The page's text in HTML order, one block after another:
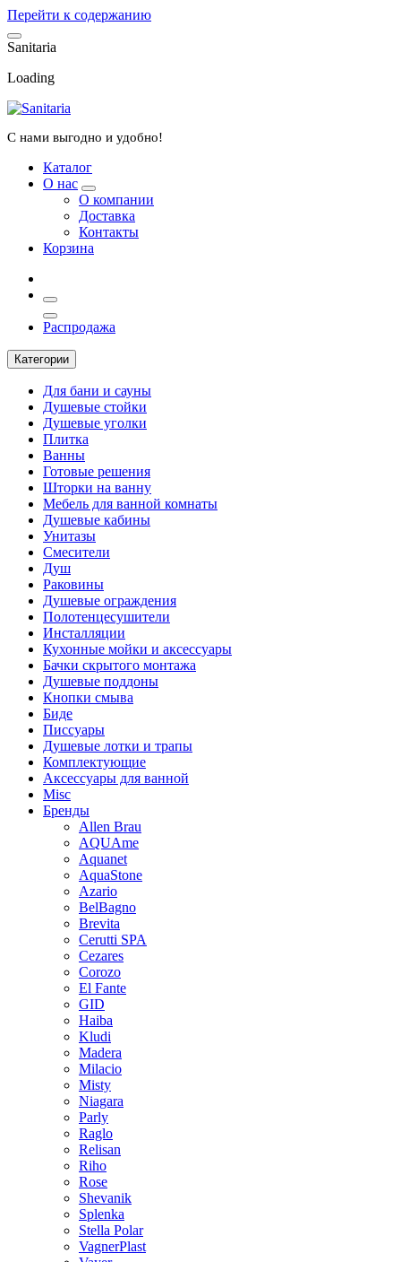
Перейти к содержанию
Sanitaria
Loading
С нами выгодно и удобно!
Каталог
О нас
О компании
Доставка
Контакты
Корзина
Распродажа
Категории
Для бани и сауны
Душевые стойки
Душевые уголки
Плитка
Ванны
Готовые решения
Шторки на ванну
Мебель для ванной комнаты
Душевые кабины
Унитазы
Смесители
Душ
Раковины
Душевые ограждения
Полотенцесушители
Инсталляции
Кухонные мойки и аксессуары
Бачки скрытого монтажа
Душевые поддоны
Кнопки смыва
Биде
Писсуары
Душевые лотки и трапы
Комплектующие
Аксессуары для ванной
Misc
Бренды
Allen Brau
AQUAme
Aquanet
AquaStone
Azario
BelBagno
Brevita
Cerutti SPA
Cezares
Corozo
El Fante
GID
Haiba
Kludi
Madera
Milacio
Misty
Niagara
Parly
Raglo
Relisan
Riho
Rose
Shevanik
Splenka
Stella Polar
VagnerPlast